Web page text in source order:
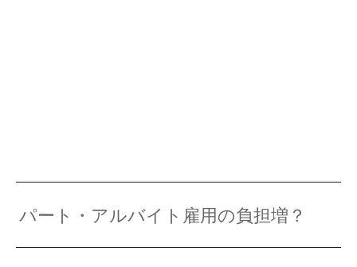
パート・アルバイト雇用の負担増？